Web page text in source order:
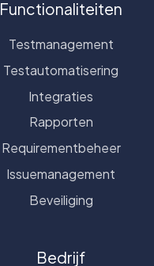
Functionaliteiten
Testmanagement
Testautomatisering
Integraties
Rapporten
Requirementbeheer
Issuemanagement
Beveiliging
Bedrijf